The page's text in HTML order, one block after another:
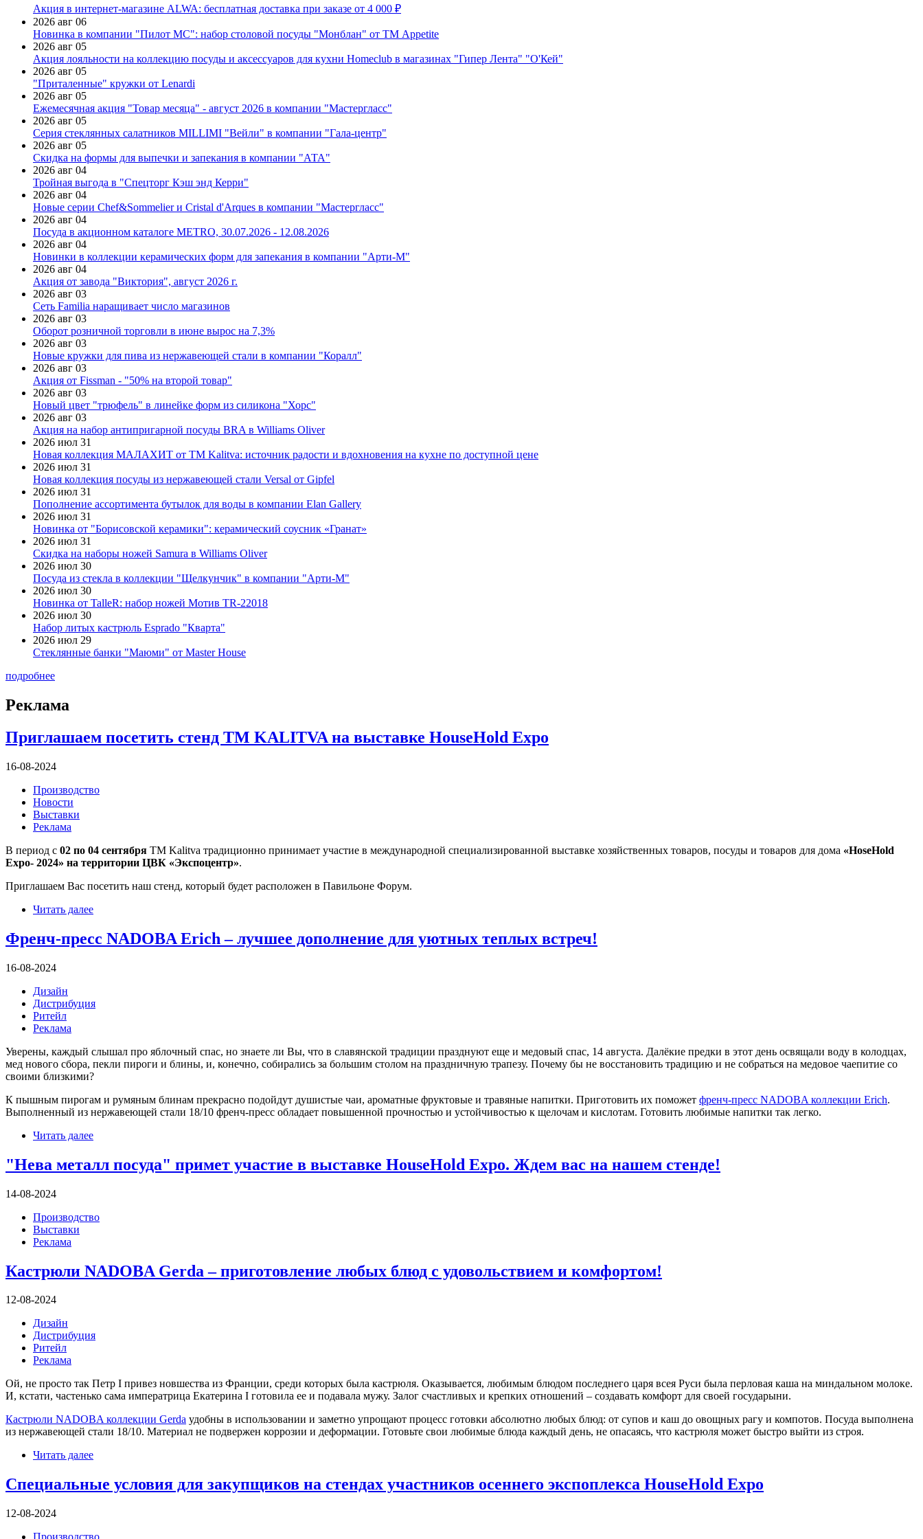
Акция в интернет-магазине ALWA: бесплатная доставка при заказе от 4 000 ₽
2026 авг 06
Новинка в компании "Пилот МС": набор столовой посуды "Монблан" от ТМ Appetite
2026 авг 05
Акция лояльности на коллекцию посуды и аксессуаров для кухни Homeclub в магазинах "Гипер Лента" "О'Кей"
2026 авг 05
"Приталенные" кружки от Lenardi
2026 авг 05
Ежемесячная акция "Товар месяца" - август 2026 в компании "Мастергласс"
2026 авг 05
Серия стеклянных салатников MILLIMI "Вейли" в компании "Гала-центр"
2026 авг 05
Скидка на формы для выпечки и запекания в компании "АТА"
2026 авг 04
Тройная выгода в "Спецторг Кэш энд Керри"
2026 авг 04
Новые серии Chef&Sommelier и Cristal d'Arques в компании "Мастергласс"
2026 авг 04
Посуда в акционном каталоге METRO, 30.07.2026 - 12.08.2026
2026 авг 04
Новинки в коллекции керамических форм для запекания в компании "Арти-М"
2026 авг 04
Акция от завода "Виктория", август 2026 г.
2026 авг 03
Сеть Familia наращивает число магазинов
2026 авг 03
Оборот розничной торговли в июне вырос на 7,3%
2026 авг 03
Новые кружки для пива из нержавеющей стали в компании "Коралл"
2026 авг 03
Акция от Fissman - "50% на второй товар"
2026 авг 03
Новый цвет "трюфель" в линейке форм из силикона "Хорс"
2026 авг 03
Акция на набор антипригарной посуды BRA в Williams Oliver
2026 июл 31
Новая коллекция МАЛАХИТ от ТМ Kalitva: источник радости и вдохновения на кухне по доступной цене
2026 июл 31
Новая коллекция посуды из нержавеющей стали Versal от Gipfel
2026 июл 31
Пополнение ассортимента бутылок для воды в компании Elan Gallery
2026 июл 31
Новинка от "Борисовской керамики": керамический соусник «Гранат»
2026 июл 31
Скидка на наборы ножей Samura в Williams Oliver
2026 июл 30
Посуда из стекла в коллекции "Щелкунчик" в компании "Арти-М"
2026 июл 30
Новинка от TalleR: набор ножей Мотив TR-22018
2026 июл 30
Набор литых кастрюль Esprado "Кварта"
2026 июл 29
Стеклянные банки "Маюми" от Master House
подробнее
Реклама
Приглашаем посетить стенд ТМ KALITVA на выставке HouseHold Expo
16-08-2024
Производство
Новости
Выставки
Реклама
В период с 02 по 04 сентября ТМ Kalitva традиционно принимает участие в международной специализированной выставке хозяйственных товаров, посуды и товаров для дома «HoseHold
Expo- 2024» на территории ЦВК «Экспоцентр».
Приглашаем Вас посетить наш стенд, который будет расположен в Павильоне Форум.
Читать далее
Френч-пресс NADOBA Erich – лучшее дополнение для уютных теплых встреч!
16-08-2024
Дизайн
Дистрибуция
Ритейл
Реклама
Уверены, каждый слышал про яблочный спас, но знаете ли Вы, что в славянской традиции празднуют еще и медовый спас, 14 августа. Далёкие предки в этот день освящали воду в колодцах,
мед нового сбора, пекли пироги и блины, и, конечно, собирались за большим столом на праздничную трапезу. Почему бы не восстановить традицию и не собраться на медовое чаепитие со
своими близкими?
К пышным пирогам и румяным блинам прекрасно подойдут душистые чаи, ароматные фруктовые и травяные напитки. Приготовить их поможет френч-пресс NADOBA коллекции Erich.
Выполненный из нержавеющей стали 18/10 френч-пресс обладает повышенной прочностью и устойчивостью к щелочам и кислотам. Готовить любимые напитки так легко.
Читать далее
"Нева металл посуда" примет участие в выставке HouseHold Expo. Ждем вас на нашем стенде!
14-08-2024
Производство
Выставки
Реклама
Кастрюли NADOBA Gerda – приготовление любых блюд с удовольствием и комфортом!
12-08-2024
Дизайн
Дистрибуция
Ритейл
Реклама
Ой, не просто так Петр I привез новшества из Франции, среди которых была кастрюля. Оказывается, любимым блюдом последнего царя всея Руси была перловая каша на миндальном молоке.
И, кстати, частенько сама императрица Екатерина I готовила ее и подавала мужу. Залог счастливых и крепких отношений – создавать комфорт для своей государыни.
Кастрюли NADOBA коллекции Gerda удобны в использовании и заметно упрощают процесс готовки абсолютно любых блюд: от супов и каш до овощных рагу и компотов. Посуда выполнена
из нержавеющей стали 18/10. Материал не подвержен коррозии и деформации. Готовьте свои любимые блюда каждый день, не опасаясь, что кастрюля может быстро выйти из строя.
Читать далее
Специальные условия для закупщиков на стендах участников осеннего экспоплекса HouseHold Expo
12-08-2024